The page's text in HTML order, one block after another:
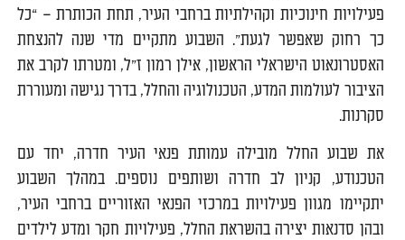
פעילויות חינוכיות וקהילתיות ברחבי העיר, תחת הכותרת – “כל
כך רחוק שאפשר לגעת”. השבוע מתקיים מדי שנה להנצחת
האסטרונאוט הישראלי הראשון, אילן רמון ז״ל, ומטרתו לקרב את
הציבור לעולמות המדע, הטכנולוגיה והחלל, בדרך נגישה ומעוררת
סקרנות.
את שבוע החלל מובילה עמותת פנאי העיר חדרה, יחד עם
הטכנודע, קניון לב חדרה ושותפים נוספים. במהלך השבוע
יתקיימו מגוון פעילויות במרכזי הפנאי האזוריים ברחבי העיר,
ובהן סדנאות יצירה בהשראת החלל, פעילויות חקר ומדע לילדים